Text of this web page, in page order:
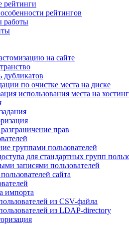
рейтинги
рейтингов
работы
на сайте
дубликатов
по очистке места на диске
использования места на
прав
группами пользователей
для стандартных групп
записями пользователей
сайта
импорта
из CSV-файла
из LDAP-directory